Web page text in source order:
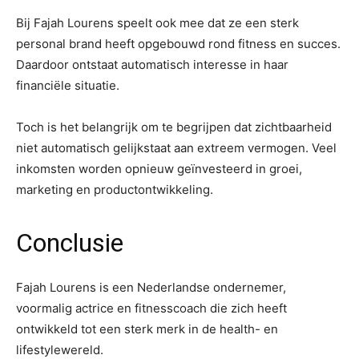
Bij Fajah Lourens speelt ook mee dat ze een sterk
personal brand heeft opgebouwd rond fitness en succes.
Daardoor ontstaat automatisch interesse in haar
financiële situatie.
Toch is het belangrijk om te begrijpen dat zichtbaarheid
niet automatisch gelijkstaat aan extreem vermogen. Veel
inkomsten worden opnieuw geïnvesteerd in groei,
marketing en productontwikkeling.
Conclusie
Fajah Lourens is een Nederlandse ondernemer,
voormalig actrice en fitnesscoach die zich heeft
ontwikkeld tot een sterk merk in de health- en
lifestylewereld.